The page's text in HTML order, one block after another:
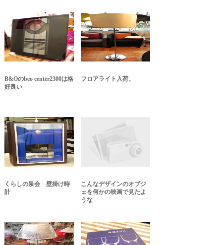
B&Oのbeo center2300は格
好良い
フロアライト入荷。
くらしの泉会 壁掛け時
計
こんなデザインのオブジ
ェを何かの映画で見たよ
うな